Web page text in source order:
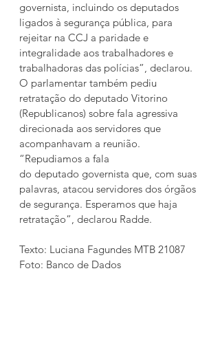
governista, incluindo os deputados
ligados à segurança pública, para
rejeitar na CCJ a paridade e
integralidade aos trabalhadores e
trabalhadoras das polícias”, declarou.
O parlamentar também pediu
retratação do deputado Vitorino
(Republicanos) sobre fala agressiva
direcionada aos servidores que
acompanhavam a reunião.
“Repudiamos a fala
do deputado governista que, com suas
palavras, atacou servidores dos órgãos
de segurança. Esperamos que haja
retratação”, declarou Radde.
Texto: Luciana Fagundes MTB 21087
Foto: Banco de Dados